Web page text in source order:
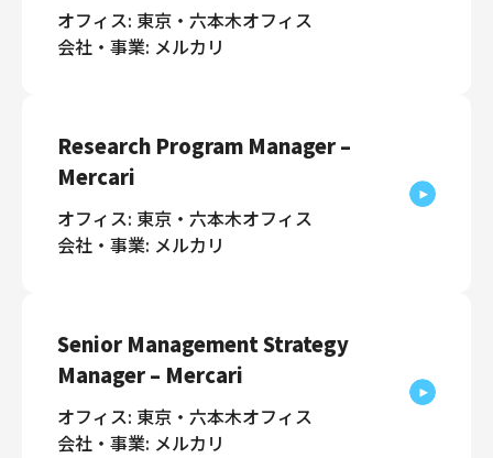
オフィス: 東京・六本木オフィス
会社・事業: メルカリ
Research Program Manager –
Mercari
オフィス: 東京・六本木オフィス
会社・事業: メルカリ
Senior Management Strategy
Manager – Mercari
オフィス: 東京・六本木オフィス
会社・事業: メルカリ